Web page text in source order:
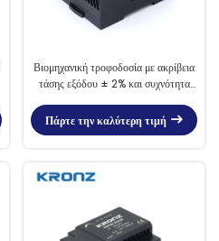
Βιομηχανική τροφοδοσία με ακρίβεια
τάσης εξόδου ± 2% και συχνότητα
Πάρτε την καλύτερη τιμή